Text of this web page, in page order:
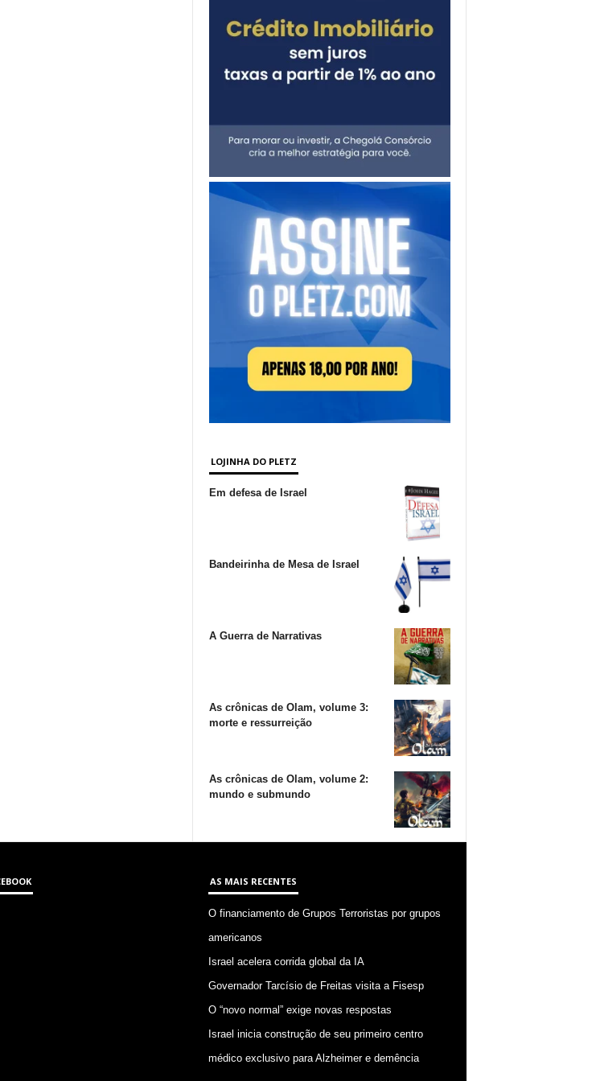
LOJINHA DO PLETZ
Em defesa de Israel
Bandeirinha de Mesa de Israel
A Guerra de Narrativas
As crônicas de Olam, volume 3:
morte e ressurreição
As crônicas de Olam, volume 2:
mundo e submundo
AS MAIS RECENTES
O financiamento de Grupos Terroristas por grupos
americanos
Israel acelera corrida global da IA
Governador Tarcísio de Freitas visita a Fisesp
O “novo normal” exige novas respostas
Israel inicia construção de seu primeiro centro
médico exclusivo para Alzheimer e demência